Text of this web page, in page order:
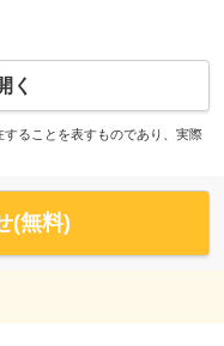
く
ることを表すものであり、実際
(無料)